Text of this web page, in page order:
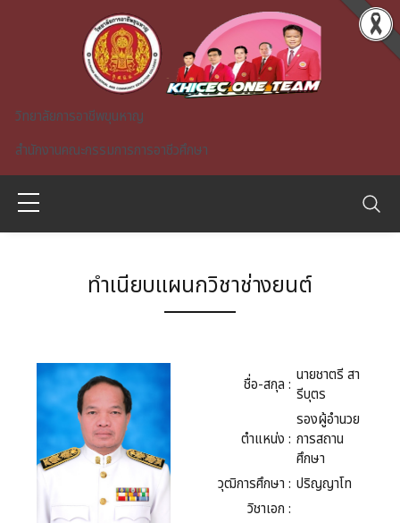
Skip to main content
วิทยาลัยการอาชีพขุนหาญ
สำนักงานคณะกรรมการการอาชีวศึกษา
ทำเนียบแผนกวิชาช่างยนต์
ชื่อ-สกุล : นายชาตรี สา
รีบุตร
ตำแหน่ง :
รองผู้อำนวย
การสถาน
ศึกษา
วุฒิการศึกษา : ปริญญาโท
วิชาเอก :